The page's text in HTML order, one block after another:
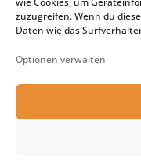
zuzugreifen. Wenn du
Daten wie das
Optionen verwalten
Anmelden